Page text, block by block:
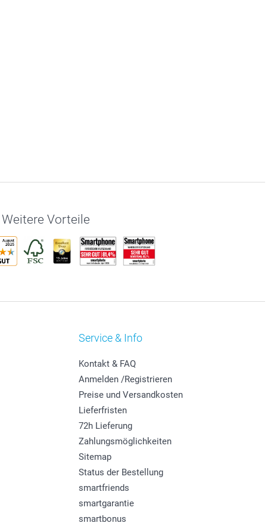
Weitere Vorteile
Service & Info
Kontakt & FAQ
Anmelden /Registrieren
Preise und Versandkosten
Lieferfristen
72h Lieferung
Zahlungsmöglichkeiten
Sitemap
Status der Bestellung
smartfriends
smartgarantie
smartbonus